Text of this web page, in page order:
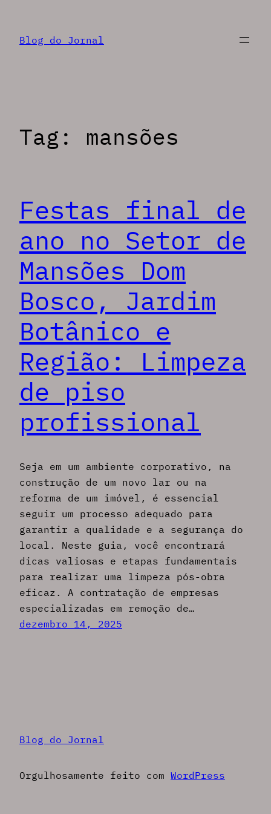
Blog do Jornal
Tag: mansões
Festas final de
ano no Setor de
Mansões Dom
Bosco, Jardim
Botânico e
Região: Limpeza
de piso
profissional
Seja em um ambiente corporativo, na
construção de um novo lar ou na
reforma de um imóvel, é essencial
seguir um processo adequado para
garantir a qualidade e a segurança do
local. Neste guia, você encontrará
dicas valiosas e etapas fundamentais
para realizar uma limpeza pós-obra
eficaz. A contratação de empresas
especializadas em remoção de…
dezembro 14, 2025
Blog do Jornal
Orgulhosamente feito com WordPress